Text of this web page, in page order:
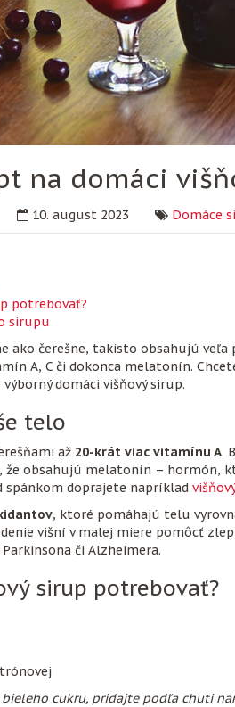
na domáci
10. august 2023 Domáce
potrebovať?
sirupu
ako čerešne, takisto obsahujú
A, C či dokonca melatonín.
domáci višňový sirup.
telo
až 20-krát viac vitamínu A.
že obsahujú melatonín – hormón,
spánkom doprajete napríklad
, ktoré pomáhajú telu
višní v malej miere pomôcť
či Alzheimera.
sirup potrebovať?
cukru, pridajte podľa chuti